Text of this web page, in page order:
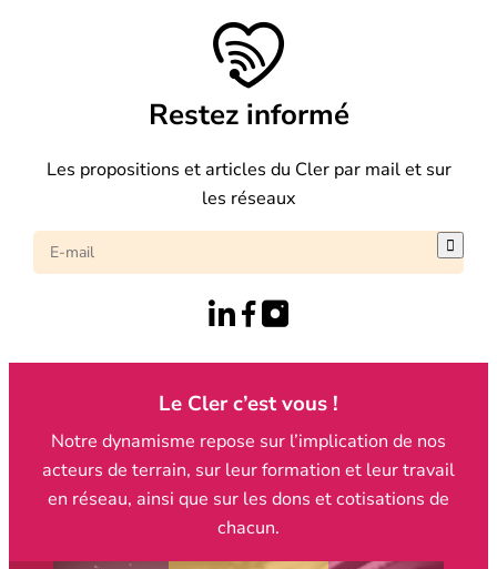
Restez informé
Les propositions et articles du Cler par mail et sur
les réseaux

Le Cler c’est vous !
Notre dynamisme repose sur l’implication de nos
acteurs de terrain, sur leur formation et leur travail
en réseau, ainsi que sur les dons et cotisations de
chacun.